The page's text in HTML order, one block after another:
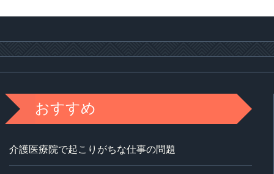
おすすめ
介護医療院で起こりがちな仕事の問題